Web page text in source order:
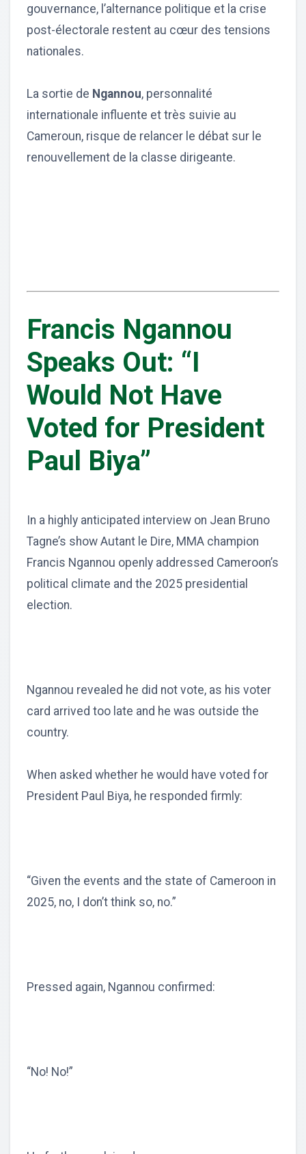
gouvernance, l’alternance politique et la crise
post-électorale restent au cœur des tensions
nationales.
La sortie de Ngannou, personnalité
internationale influente et très suivie au
Cameroun, risque de relancer le débat sur le
renouvellement de la classe dirigeante.
Francis Ngannou
Speaks Out: “I
Would Not Have
Voted for President
Paul Biya”
In a highly anticipated interview on Jean Bruno
Tagne’s show Autant le Dire, MMA champion
Francis Ngannou openly addressed Cameroon’s
political climate and the 2025 presidential
election.
Ngannou revealed he did not vote, as his voter
card arrived too late and he was outside the
country.
When asked whether he would have voted for
President Paul Biya, he responded firmly:
“Given the events and the state of Cameroon in
2025, no, I don’t think so, no.”
Pressed again, Ngannou confirmed:
“No! No!”